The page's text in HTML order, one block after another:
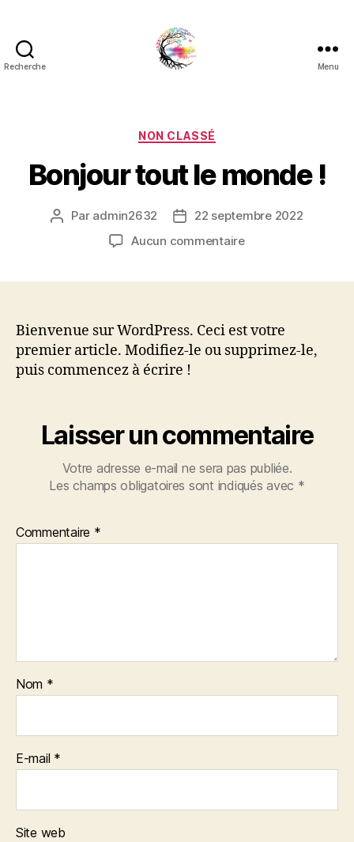
Recherche Menu
Catégories
NON CLASSÉ
Bonjour tout le monde !
Auteur
Par admin2632
Date22 septembre 2022
Aucun commentairesur
Bienvenue sur WordPress. Ceci est votre
premier article. Modifiez-le ou supprimez-le,
puis commencez à écrire !
Laisser un commentaire
Votre adresse e-mail ne sera pas publiée.
Les champs obligatoires sont indiqués avec *
Commentaire *
Nom *
E-mail *
Site web